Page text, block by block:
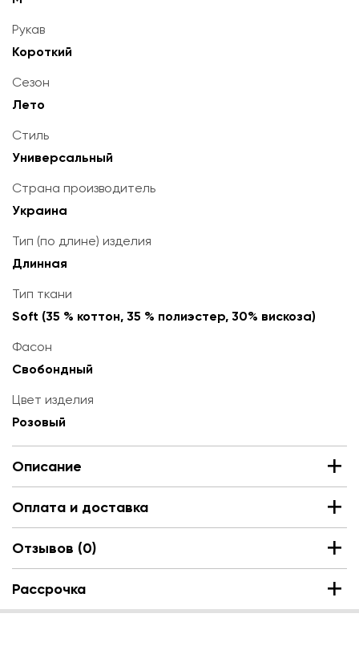
Рукав
Короткий
Сезон
Лето
Стиль
Универсальный
Страна производитель
Украина
Тип (по длине) изделия
Длинная
Тип ткани
Soft (35 % коттон, 35 % полиэстер, 30% вискоза)
Фасон
Свобондный
Цвет изделия
Розовый
Описание
Оплата и доставка
Отзывов (0)
Рассрочка